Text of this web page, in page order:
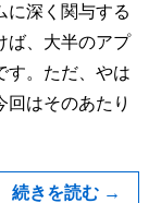
に深く関与する
ば、大半のアプ
す。ただ、やは
回はそのあたり
続きを読む →